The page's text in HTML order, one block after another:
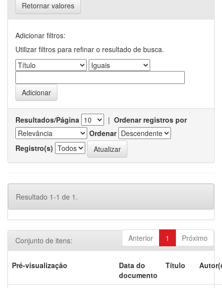
Retornar valores
Adicionar filtros:
Utilizar filtros para refinar o resultado de busca.
Resultados/Página | Ordenar registros por
Ordenar
Registro(s)
Resultado 1-1 de 1.
Anterior 1 Próximo
Conjunto de itens:
Pré-visualização
Data do
documento
Título